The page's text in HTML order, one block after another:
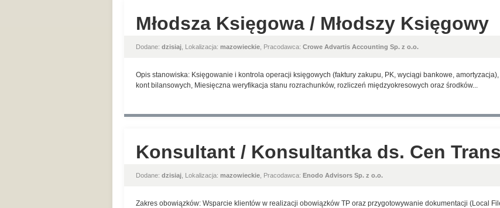
Młodsza Księgowa / Młodszy Księgowy
Dodane: dzisiaj , Lokalizacja: mazowieckie , Pracodawca: Crowe Advartis Accounting Sp. z o.o.
Opis stanowiska: Księgowanie i kontrola operacji księgowych (faktury zakupu, PK, wyciągi bankowe,
kont bilansowych, Miesięczna weryfikacja stanu rozrachunków, rozliczeń międzyokresowych oraz środków...
Konsultant / Konsultantka ds. Cen
Dodane: dzisiaj , Lokalizacja: mazowieckie , Pracodawca: Enodo Advisors Sp. z o.o.
Zakres obowiązków: Wsparcie klientów w realizacji obowiązków TP oraz przygotowywanie dokumentacji (Local